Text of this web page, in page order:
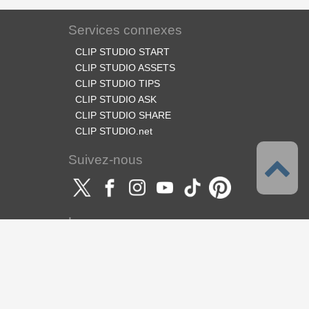
Services connexes
CLIP STUDIO START
CLIP STUDIO ASSETS
CLIP STUDIO TIPS
CLIP STUDIO ASK
CLIP STUDIO SHARE
CLIP STUDIO.net
Suivez-nous
Langues